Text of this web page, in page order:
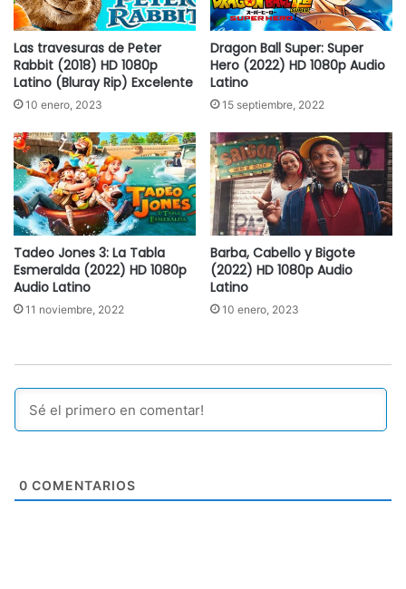
Las travesuras de Peter
Rabbit (2018) HD 1080p
Latino (Bluray Rip) Excelente
10 enero, 2023
Dragon Ball Super: Super
Hero (2022) HD 1080p Audio
Latino
15 septiembre, 2022
Tadeo Jones 3: La Tabla
Esmeralda (2022) HD 1080p
Audio Latino
11 noviembre, 2022
Barba, Cabello y Bigote
(2022) HD 1080p Audio
Latino
10 enero, 2023
0 COMENTARIOS